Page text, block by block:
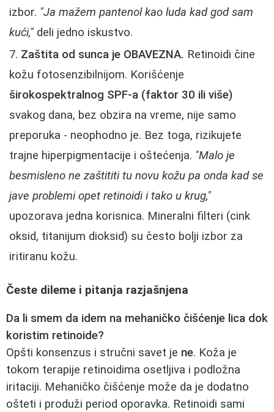
izbor. "Ja mažem pantenol kao luda kad god sam
kući," deli jedno iskustvo.
Zaštita od sunca je OBAVEZNA. Retinoidi čine
kožu fotosenzibilnijom. Korišćenje
širokospektralnog SPF-a (faktor 30 ili više)
svakog dana, bez obzira na vreme, nije samo
preporuka - neophodno je. Bez toga, rizikujete
trajne hiperpigmentacije i oštećenja. "Malo je
besmisleno ne zaštititi tu novu kožu pa onda kad se
jave problemi opet retinoidi i tako u krug,"
upozorava jedna korisnica. Mineralni filteri (cink
oksid, titanijum dioksid) su često bolji izbor za
iritiranu kožu.
Česte dileme i pitanja razjašnjena
Da li smem da idem na mehaničko čišćenje lica dok
koristim retinoide?
Opšti konsenzus i stručni savet je ne. Koža je
tokom terapije retinoidima osetljiva i podložna
iritaciji. Mehaničko čišćenje može da je dodatno
ošteti i produži period oporavka. Retinoidi sami